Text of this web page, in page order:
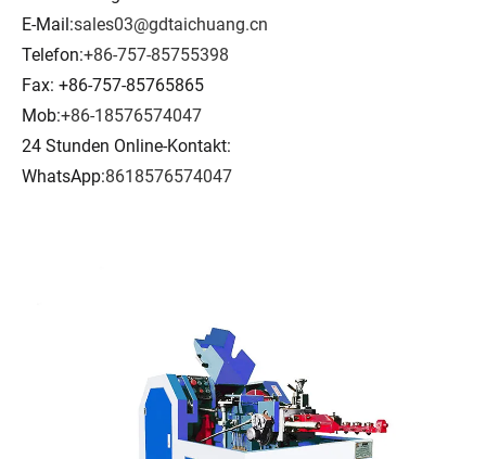
E-Mail:sales03@gdtaichuang.cn
Telefon:+86-757-85755398
Fax: +86-757-85765865
Mob:+86-18576574047
24 Stunden Online-Kontakt:
WhatsApp:8618576574047